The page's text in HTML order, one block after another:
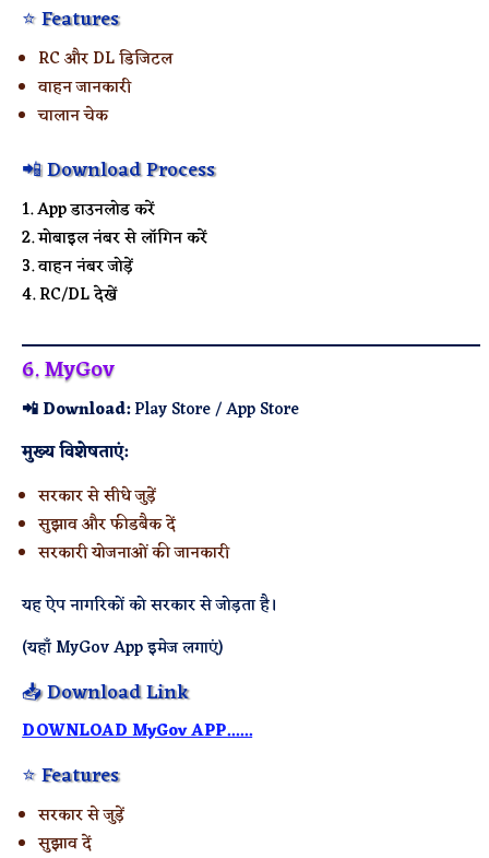
⭐ Features
RC और DL डिजिटल
वाहन जानकारी
चालान चेक
📲 Download Process
App डाउनलोड करें
मोबाइल नंबर से लॉगिन करें
वाहन नंबर जोड़ें
RC/DL देखें
6. MyGov
📲 Download:Play Store / App Store
मुख्य विशेषताएं:
सरकार से सीधे जुड़ें
सुझाव और फीडबैक दें
सरकारी योजनाओं की जानकारी
यह ऐप नागरिकों को सरकार से जोड़ता है।
(यहाँ MyGov App इमेज लगाएं)
📥 Download Link
DOWNLOAD MyGov APP......
⭐ Features
सरकार से जुड़ें
सुझाव दें